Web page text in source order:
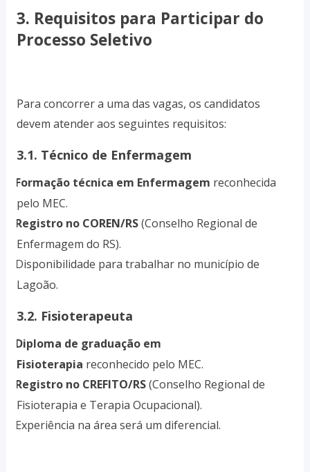
3. Requisitos para Participar do
Processo Seletivo
Para concorrer a uma das vagas, os candidatos
devem atender aos seguintes requisitos:
3.1. Técnico de Enfermagem
Formação técnica em Enfermagem reconhecida
pelo MEC.
Registro no COREN/RS(Conselho Regional de
Enfermagem do RS).
Disponibilidade para trabalhar no município de
Lagoão.
3.2. Fisioterapeuta
Diploma de graduação em
Fisioterapia reconhecido pelo MEC.
Registro no CREFITO/RS(Conselho Regional de
Fisioterapia e Terapia Ocupacional).
Experiência na área será um diferencial.